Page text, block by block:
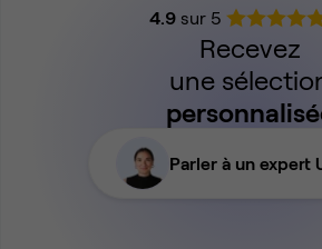
4.9sur 5
Recevez
une
Parler à un expert